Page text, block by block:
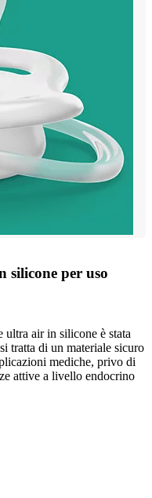
silicone per uso
ultra air in silicone è stata
tratta di un materiale sicuro
mediche, privo di
attive a livello endocrino